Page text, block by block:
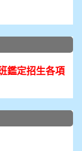
鑑定招生各項